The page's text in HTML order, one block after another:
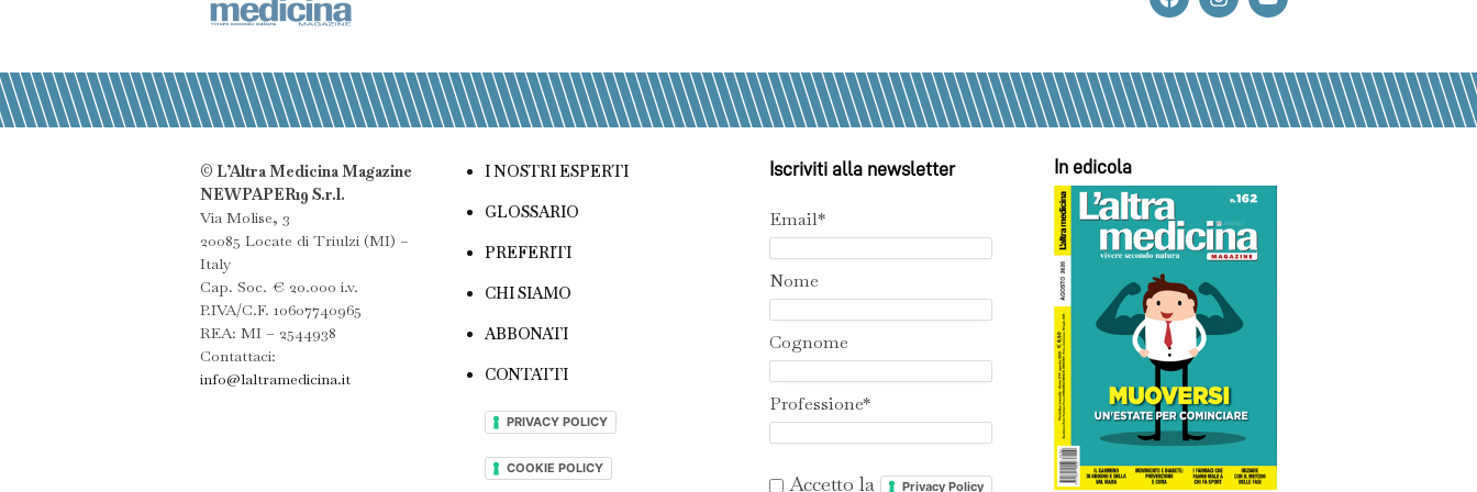
© L’Altra Medicina Magazine
NEWPAPER19 S.r.l.
Via Molise, 3
20085 Locate di Triulzi (MI) –
Italy
Cap. Soc. € 20.000 i.v.
P.IVA/C.F. 10607740965
REA: MI – 2544938
Contattaci:
info@laltramedicina.it
I NOSTRI ESPERTI
GLOSSARIO
PREFERITI
CHI SIAMO
ABBONATI
CONTATTI
PRIVACY POLICY
COOKIE POLICY
Iscriviti alla newsletter
Email*
Nome
Cognome
Professione*
Accetto la Privacy Policy
In edicola